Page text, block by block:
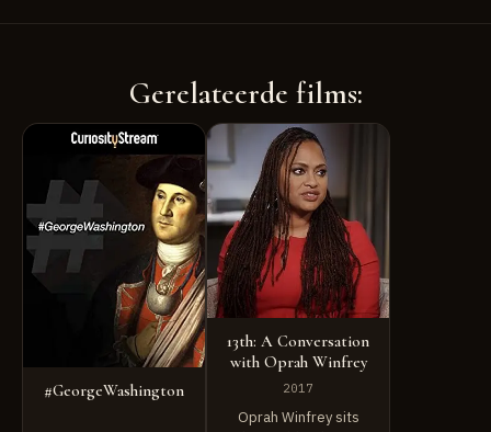
Gerelateerde films:
#GeorgeWashington
13th: A Conversation
with Oprah Winfrey
& Ava DuVernay
2017
Oprah Winfrey sits